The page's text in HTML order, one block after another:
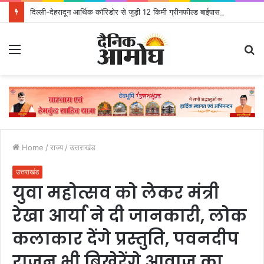
Home / राज्य / उत्तराखंड
उत्तराखंड
युवा महोत्सव को लेकर मंत्री
रेखा आर्या ने दी जानकारी, लोक
कलाकार देंगे प्रस्तुति, पवनदीप